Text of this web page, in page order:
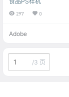
297 0
Adobe
/3 页